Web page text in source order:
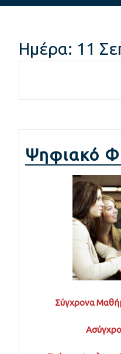
Ημέρα: 11
Ψηφιακό
Σύγχρονα